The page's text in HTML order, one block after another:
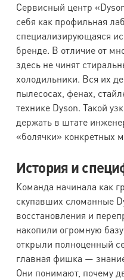
Сервисный центр
себя как профильная
специализирующаяся
бренде. В отличие от
здесь не чинят
холодильники. Вся их
пылесосах, фенах,
технике Dyson. Такой
держать в штате
«болячки» конкретных
История и
Команда начинала как
скупавших сломанные
восстановления и
накопили огромную
открыли полноценный
главная фишка —
Они понимают, почему